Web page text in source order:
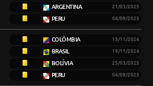
ARGENTINA 21/03/2025
PERU 04/09/2025
COLÔMBIA 15/11/2024
BRASIL 19/11/2024
BOLÍVIA 25/03/2025
PERU 04/09/2025